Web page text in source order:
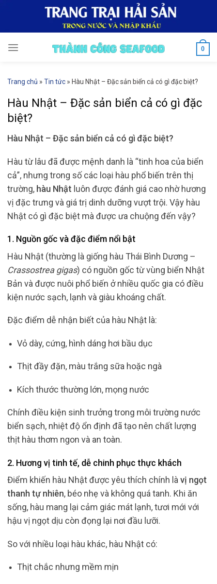
0
Trang chủ » Tin tức » Hàu Nhật – Đặc sản biển cả có gì đặc biệt?
Hàu Nhật – Đặc sản biển cả có gì đặc
biệt?
Hàu Nhật – Đặc sản biển cả có gì đặc biệt?
Hàu từ lâu đã được mệnh danh là “tinh hoa của biển
cả”, nhưng trong số các loại hàu phổ biến trên thị
trường, hàu Nhật luôn được đánh giá cao nhờ hương
vị đặc trưng và giá trị dinh dưỡng vượt trội. Vậy hàu
Nhật có gì đặc biệt mà được ưa chuộng đến vậy?
1. Nguồn gốc và đặc điểm nổi bật
Hàu Nhật (thường là giống hàu Thái Bình Dương –
Crassostrea gigas) có nguồn gốc từ vùng biển Nhật
Bản và được nuôi phổ biến ở nhiều quốc gia có điều
kiện nước sạch, lạnh và giàu khoáng chất.
Đặc điểm dễ nhận biết của hàu Nhật là:
Vỏ dày, cứng, hình dáng hơi bầu dục
Thịt đầy đặn, màu trắng sữa hoặc ngà
Kích thước thường lớn, mọng nước
Chính điều kiện sinh trưởng trong môi trường nước
biển sạch, nhiệt độ ổn định đã tạo nên chất lượng
thịt hàu thơm ngon và an toàn.
2. Hương vị tinh tế, dễ chinh phục thực khách
Điểm khiến hàu Nhật được yêu thích chính làvị ngọt
thanh tự nhiên, béo nhẹ và không quá tanh. Khi ăn
sống, hàu mang lại cảm giác mát lạnh, tươi mới với
hậu vị ngọt dịu còn đọng lại nơi đầu lưỡi.
So với nhiều loại hàu khác, hàu Nhật có:
Thịt chắc nhưng mềm mịn